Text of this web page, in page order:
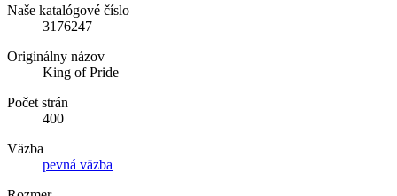
Naše katalógové číslo
3176247
Originálny názov
King of Pride
Počet strán
400
Väzba
pevná väzba